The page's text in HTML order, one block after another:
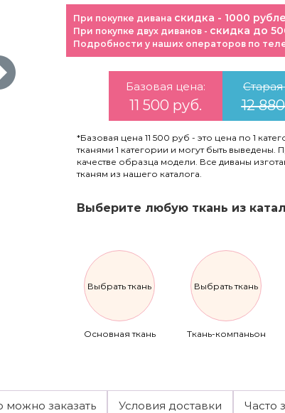
При покупке дивана скидка - 1000
При покупке двух диванов - скидка до
Подробности у наших операторов по
Базовая цена:
11 500 руб. 12
*Базовая цена 11 500 руб - это цена по 1
тканями 1 категории и могут быть
качестве образца модели. Все диваны
тканям из нашего каталога.
Выберите любую ткань из
Выбрать ткань
Основная ткань
Выбрать ткань
Ткань-компаньон
можно заказать Условия доставки Часто